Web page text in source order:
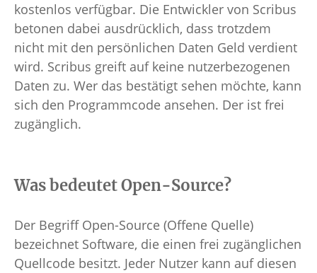
kostenlos verfügbar. Die Entwickler von Scribus
betonen dabei ausdrücklich, dass trotzdem
nicht mit den persönlichen Daten Geld verdient
wird. Scribus greift auf keine nutzerbezogenen
Daten zu. Wer das bestätigt sehen möchte, kann
sich den Programmcode ansehen. Der ist frei
zugänglich.
Was bedeutet Open-Source?
Der Begriff Open-Source (Offene Quelle)
bezeichnet Software, die einen frei zugänglichen
Quellcode besitzt. Jeder Nutzer kann auf diesen